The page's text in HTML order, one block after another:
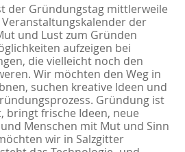
der Gründungstag mittlerweile
der
und Lust zum Gründen
aufzeigen bei
die vielleicht noch den
Wir möchten den Weg in
suchen kreative Ideen und
Gründung ist
bringt frische Ideen, neue
Menschen mit Mut und Sinn
wir in Salzgitter